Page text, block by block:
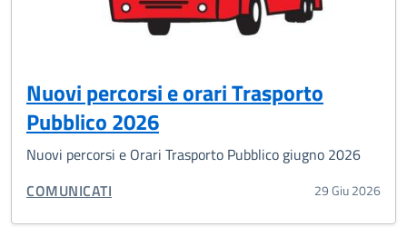
Nuovi percorsi e orari Trasporto
Pubblico 2026
Nuovi percorsi e Orari Trasporto Pubblico giugno 2026
CATEGORIA CORRELATA:
COMUNICATI 29 Giu 2026